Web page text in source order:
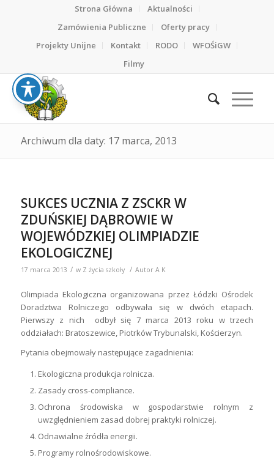
Strona Główna
Aktualności
Zamówienia Publiczne
Oferty pracy
Projekty Unijne
Kontakt RODO
WFOŚiGW
Filmy
Archiwum dla daty: 17 marca, 2013
SUKCES UCZNIA Z ZSCKR W
ZDUŃSKIEJ DĄBROWIE W
WOJEWÓDZKIEJ OLIMPIADZIE
EKOLOGICZNEJ
17 marca 2013 / w Z życia szkoły / Autor A K
Olimpiada Ekologiczna organizowana przez Łódzki Ośrodek
Doradztwa Rolniczego odbywała się w dwóch etapach.
Pierwszy z nich odbył się 7 marca 2013 roku w trzech
oddziałach: Bratoszewice, Piotrków Trybunalski, Kościerzyn.
Pytania obejmowały następujące zagadnienia:
Ekologiczna produkcja rolnicza.
Zasady cross-compliance.
Ochrona środowiska w gospodarstwie rolnym z
uwzględnieniem zasad dobrej praktyki rolniczej.
Odnawialne źródła energii.
Programy rolnośrodowiskowe.